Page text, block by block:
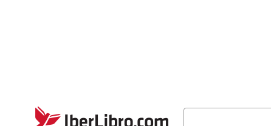
IberLibro.com